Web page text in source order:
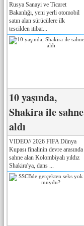
Rusya Sanayi ve Ticaret
Bakanlığı, yeni yerli otomobil
satın alan sürücülere ilk
tescilden itibar...
10 yaşında,
Shakira ile sahne
aldı
VIDEO// 2026 FIFA Dünya
Kupası finalinin devre arasında
sahne alan Kolombiyalı yıldız
Shakira'ya, dans ...